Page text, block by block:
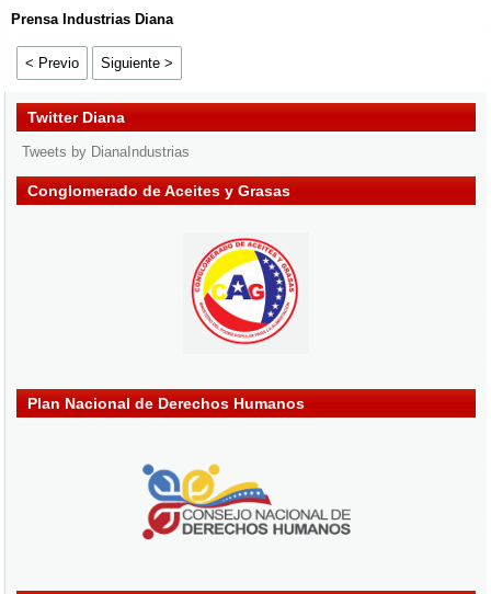
Prensa Industrias Diana
< Previo Siguiente >
Twitter Diana
Tweets by DianaIndustrias
Conglomerado de Aceites y Grasas
Plan Nacional de Derechos Humanos